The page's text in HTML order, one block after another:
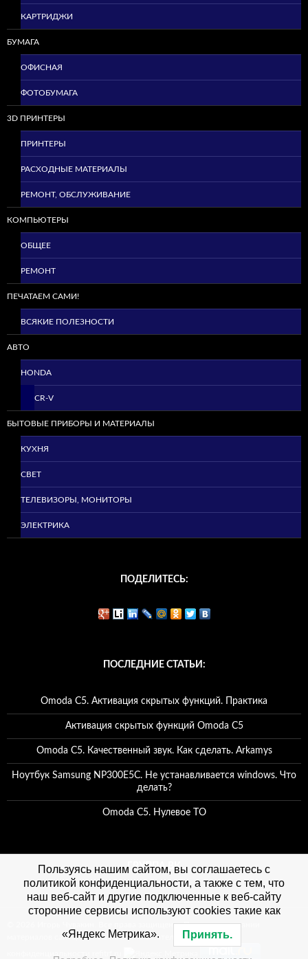
КАРТРИДЖИ
БУМАГА
ОФИСНАЯ
ФОТОБУМАГА
3D ПРИНТЕРЫ
ПРИНТЕРЫ
РАСХОДНЫЕ МАТЕРИАЛЫ
РЕМОНТ, ОБСЛУЖИВАНИЕ
КОМПЬЮТЕРЫ
ОБЩЕЕ
РЕМОНТ
ПЕЧАТАЕМ САМИ!
ВСЯКИЕ ПОЛЕЗНОСТИ
АВТО
HONDA
CR-V
БЫТОВЫЕ ПРИБОРЫ И МАТЕРИАЛЫ
КУХНЯ
СВЕТ
ТЕЛЕВИЗОРЫ, МОНИТОРЫ
ЭЛЕКТРИКА
ПОДЕЛИТЕСЬ:
ПОСЛЕДНИЕ СТАТЬИ:
Omoda C5. Активация скрытых функций. Практика
Активация скрытых функций Omoda C5
Omoda C5. Качественный звук. Как сделать. Arkamys
Ноутбук Samsung NP300E5C. Не устанавливается windows. Что
делать?
Omoda C5. Нулевое ТО
ГРУППА ВК
© 2026 Игорь Чувакин. Все права защищены. При использовании
материалов сайта, ссылка на сайт обязательна. Политика
Пользуясь нашим сайтом, вы соглашаетесь с
политикой конфиденциальности, а также с тем, что
наш веб-сайт и другие подключенные к веб-сайту
сторонние сервисы используют cookies такие как
«Яндекс Метрика». Принять.